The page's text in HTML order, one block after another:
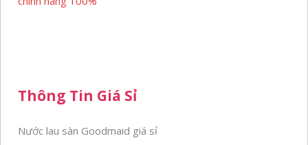
Thông Tin Giá Sỉ
Nước lau sàn Goodmaid giá sỉ